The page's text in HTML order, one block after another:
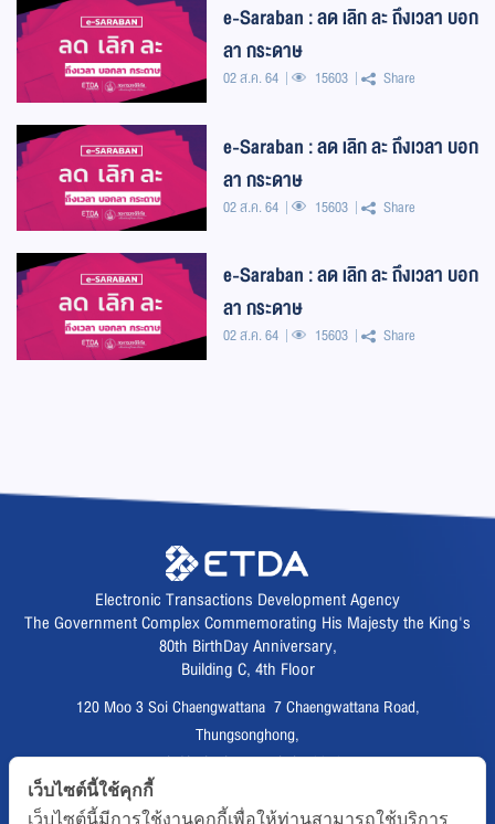
e-Saraban : ลด เลิก ละ ถึงเวลา บอก
ลา กระดาษ
02 ส.ค. 64 15603 Share
e-Saraban : ลด เลิก ละ ถึงเวลา บอก
ลา กระดาษ
02 ส.ค. 64 15603 Share
e-Saraban : ลด เลิก ละ ถึงเวลา บอก
ลา กระดาษ
02 ส.ค. 64 15603 Share
Electronic Transactions Development Agency
The Government Complex Commemorating His Majesty the King's
80th BirthDay Anniversary,
Building C, 4th Floor
120 Moo 3 Soi Chaengwattana 7 Chaengwattana Road,
Thungsonghong,
Lak Si District, Bangkok 10210
เว็บไซต์นี้ใช้คุกกี้
เว็บไซต์นี้มีการใช้งานคุกกี้เพื่อให้ท่านสามารถใช้บริการ